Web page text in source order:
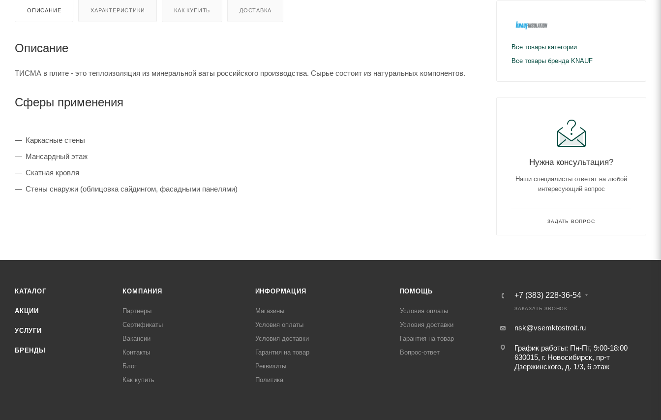
ОПИСАНИЕ ХАРАКТЕРИСТИКИ КАК КУПИТЬ ДОСТАВКА
Описание
ТИСМА в плите - это теплоизоляция из минеральной ваты российского производства. Сырье состоит из натуральных компонентов.
Сферы применения
Каркасные стены
Мансардный этаж
Скатная кровля
Стены снаружи (облицовка сайдингом, фасадными панелями)
Все товары категории
Все товары бренда KNAUF
Нужна консультация?
Наши специалисты ответят на любой
интересующий вопрос
ЗАДАТЬ ВОПРОС
КАТАЛОГ
АКЦИИ
УСЛУГИ
БРЕНДЫ
КОМПАНИЯ
Партнеры
Сертификаты
Вакансии
Контакты
Блог
Как купить
ИНФОРМАЦИЯ
Магазины
Условия оплаты
Условия доставки
Гарантия на товар
Реквизиты
Политика
ПОМОЩЬ
Условия оплаты
Условия доставки
Гарантия на товар
Вопрос-ответ
+7 (383) 228-36-54
ЗАКАЗАТЬ ЗВОНОК
nsk@vsemktostroit.ru
График работы: Пн-Пт, 9:00-18:00
630015, г. Новосибирск, пр-т
Дзержинского, д. 1/3, 6 этаж